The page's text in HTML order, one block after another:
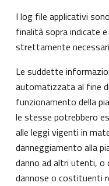
I log file applicativi
finalità sopra indicate
strettamente
Le suddette
automatizzata al fine
funzionamento della
le stesse potrebbero
alle leggi vigenti in
danneggiamento alla
danno ad altri utenti,
dannose o costituenti